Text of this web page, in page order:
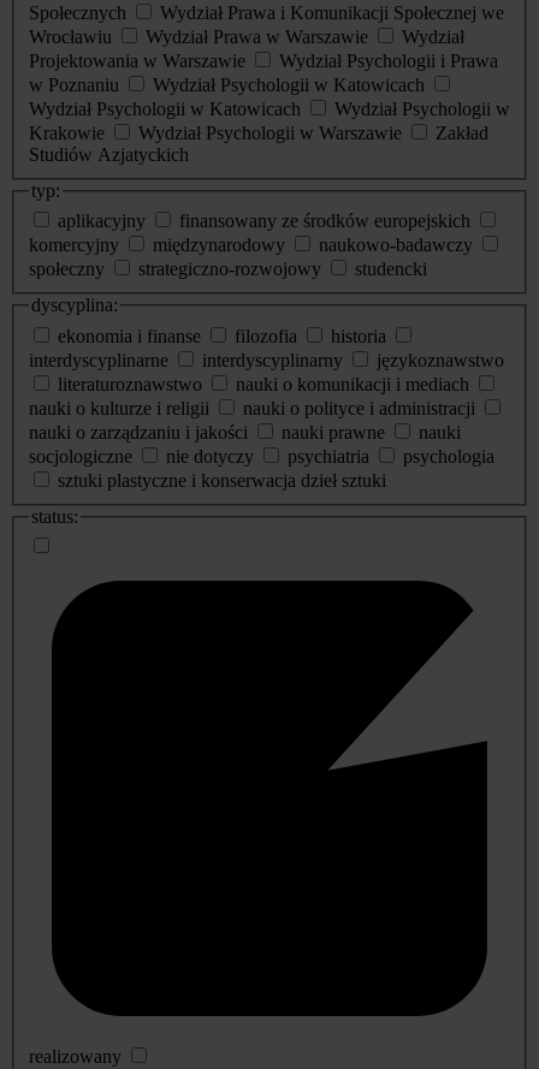
Społecznych
Wydział Prawa i Komunikacji Społecznej we
Wrocławiu
Wydział Prawa w Warszawie
Wydział
Projektowania w Warszawie
Wydział Psychologii i Prawa
w Poznaniu
Wydział Psychologii w Katowicach
Wydział Psychologii w Katowicach
Wydział Psychologii w
Krakowie
Wydział Psychologii w Warszawie
Zakład
Studiów Azjatyckich
typ:
aplikacyjny
finansowany ze środków europejskich
komercyjny
międzynarodowy
naukowo-badawczy
społeczny
strategiczno-rozwojowy
studencki
dyscyplina:
ekonomia i finanse
filozofia
historia
interdyscyplinarne
interdyscyplinarny
językoznawstwo
literaturoznawstwo
nauki o komunikacji i mediach
nauki o kulturze i religii
nauki o polityce i administracji
nauki o zarządzaniu i jakości
nauki prawne
nauki
socjologiczne
nie dotyczy psychiatria
psychologia
sztuki plastyczne i konserwacja dzieł sztuki
status:
realizowany